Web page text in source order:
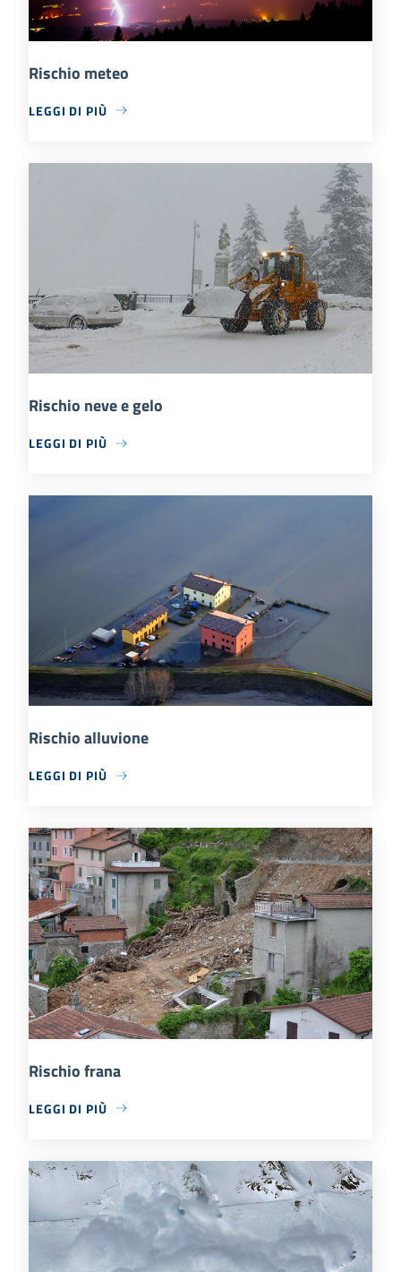
Rischio meteo
LEGGI DI PIÙ
Rischio neve e gelo
LEGGI DI PIÙ
Rischio alluvione
LEGGI DI PIÙ
Rischio frana
LEGGI DI PIÙ